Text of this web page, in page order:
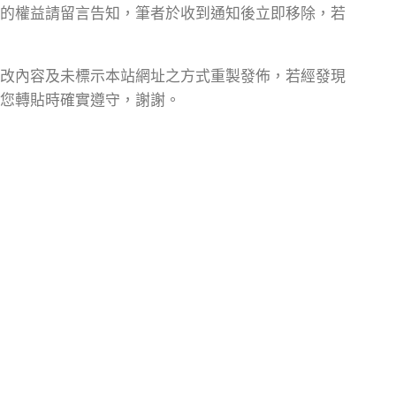
權益請留言告知，筆者於收到通知後立即移除，若
內容及未標示本站網址之方式重製發佈，若經發現
轉貼時確實遵守，謝謝。